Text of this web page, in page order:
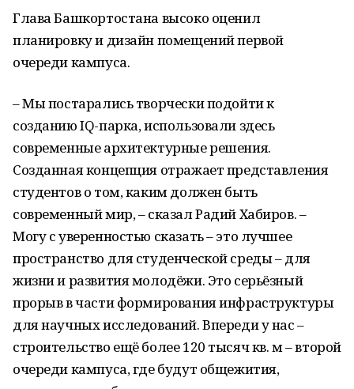
Глава Башкортостана высоко оценил
планировку и дизайн помещений первой
очереди кампуса.
– Мы постарались творчески подойти к
созданию IQ-парка, использовали здесь
современные архитектурные решения.
Созданная концепция отражает представления
студентов о том, каким должен быть
современный мир, – сказал Радий Хабиров. –
Могу с уверенностью сказать – это лучшее
пространство для студенческой среды – для
жизни и развития молодёжи. Это серьёзный
прорыв в части формирования инфраструктуры
для научных исследований. Впереди у нас –
строительство ещё более 120 тысяч кв. м – второй
очереди кампуса, где будут общежития,